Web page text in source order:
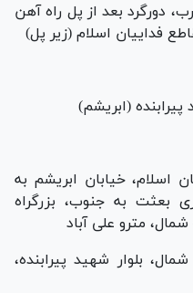
دورگرد بعد از پل راه آهن
فداییان اسلام (زیر پل)
(ابریشم)
اسلام، خیابان ابریشم به
بعثت به جنوب، بزرگراه
شمال، مترو علی آباد
بلوار شهید پیرابنده،